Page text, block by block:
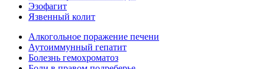
Эзофагит
Язвенный колит
Алкогольное поражение печени
Аутоиммунный гепатит
Болезнь гемохроматоз